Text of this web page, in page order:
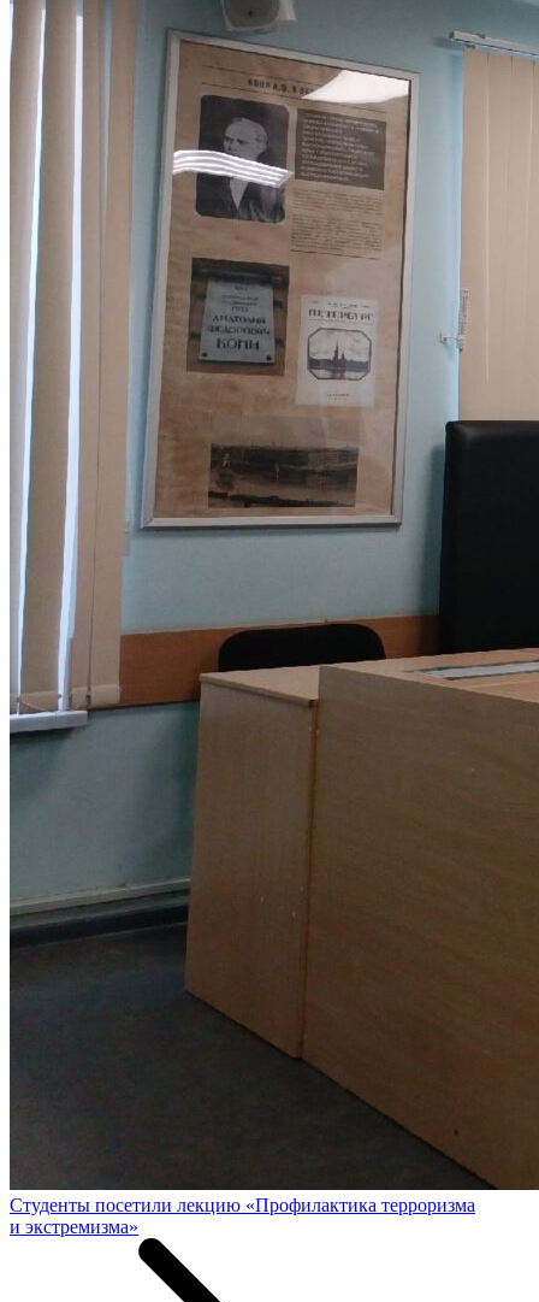
Студенты посетили лекцию «Профилактика терроризма
и экстремизма»